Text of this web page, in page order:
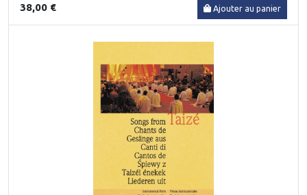
38,00 € Ajouter au panier